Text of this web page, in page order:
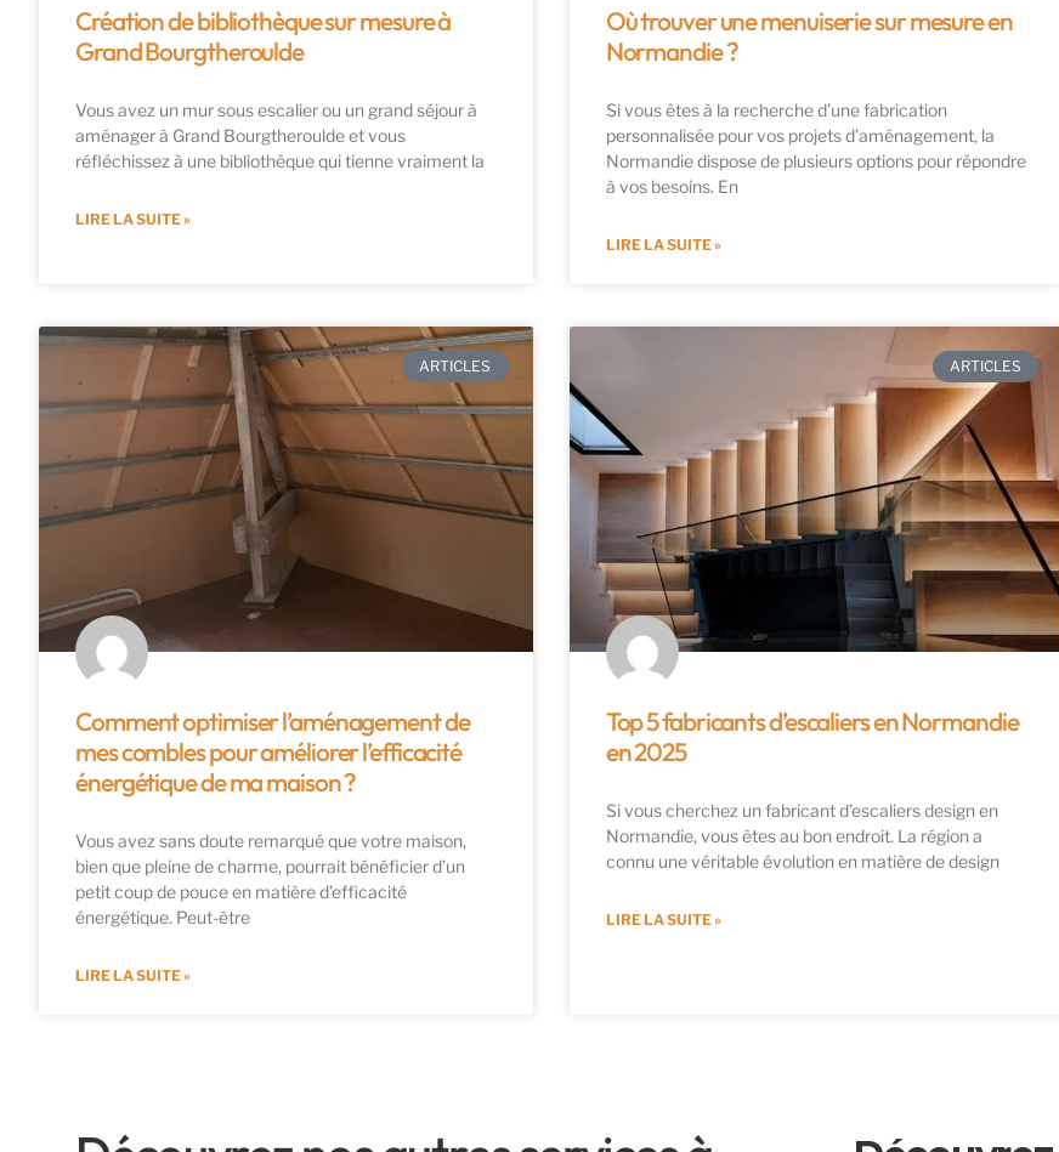
Création de bibliothèque sur mesure à
Grand Bourgtheroulde
Vous avez un mur sous escalier ou un grand séjour à
aménager à Grand Bourgtheroulde et vous
réfléchissez à une bibliothèque qui tienne vraiment la
LIRE LA SUITE »
Où trouver une menuiserie sur mesure en
Normandie ?
Si vous êtes à la recherche d’une fabrication
personnalisée pour vos projets d’aménagement, la
Normandie dispose de plusieurs options pour répondre
à vos besoins. En
LIRE LA SUITE »
ARTICLES
Comment optimiser l’aménagement de
mes combles pour améliorer l’efficacité
énergétique de ma maison ?
Vous avez sans doute remarqué que votre maison,
bien que pleine de charme, pourrait bénéficier d’un
petit coup de pouce en matière d’efficacité
énergétique. Peut-être
LIRE LA SUITE »
ARTICLES
Top 5 fabricants d’escaliers en Normandie
en 2025
Si vous cherchez un fabricant d’escaliers design en
Normandie, vous êtes au bon endroit. La région a
connu une véritable évolution en matière de design
LIRE LA SUITE »